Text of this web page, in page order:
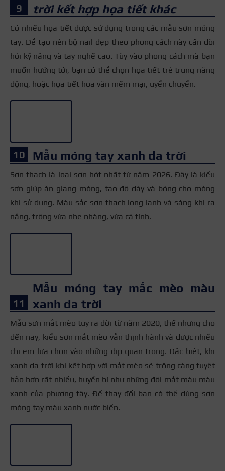
trời kết hợp họa tiết khác
Có nhiều họa tiết được sử dụng trong các mẫu sơn móng
tay. Để tạo nên bộ nail đẹp theo phong cách này cần đòi
hỏi kỹ năng và tay nghề cao. Tùy vào phong cách mà bạn
muốn hướng tới, bạn có thể chọn họa tiết trẻ trung năng
động, hoặc họa tiết hoa văn mềm mại, uyển chuyển.
Mẫu móng tay xanh da trời
Sơn thạch là loại sơn hót nhất từ năm 2026. Đây là kiểu
sơn giúp ăn giang móng, tạo độ dày và bóng cho móng
khi sử dụng. Màu sắc sơn thạch long lanh và sáng khi ra
nắng, trông vừa nhẹ nhàng, vừa cá tính.
Mẫu móng tay mắc mèo màu
xanh da trời
Mẫu sơn mắt mèo tuy ra đời từ năm 2020, thế nhưng cho
đến nay, kiểu sơn mắt mèo vẫn thịnh hành và được nhiều
chị em lựa chọn vào những dịp quan trọng. Đặc biệt, khi
xanh da trời khi kết hợp với mắt mèo sẽ trông càng tuyệt
hảo hơn rất nhiều, huyền bí như những đôi mắt màu màu
xanh của phương tây. Để thay đổi bạn có thể dùng sơn
móng tay màu xanh nước biển.